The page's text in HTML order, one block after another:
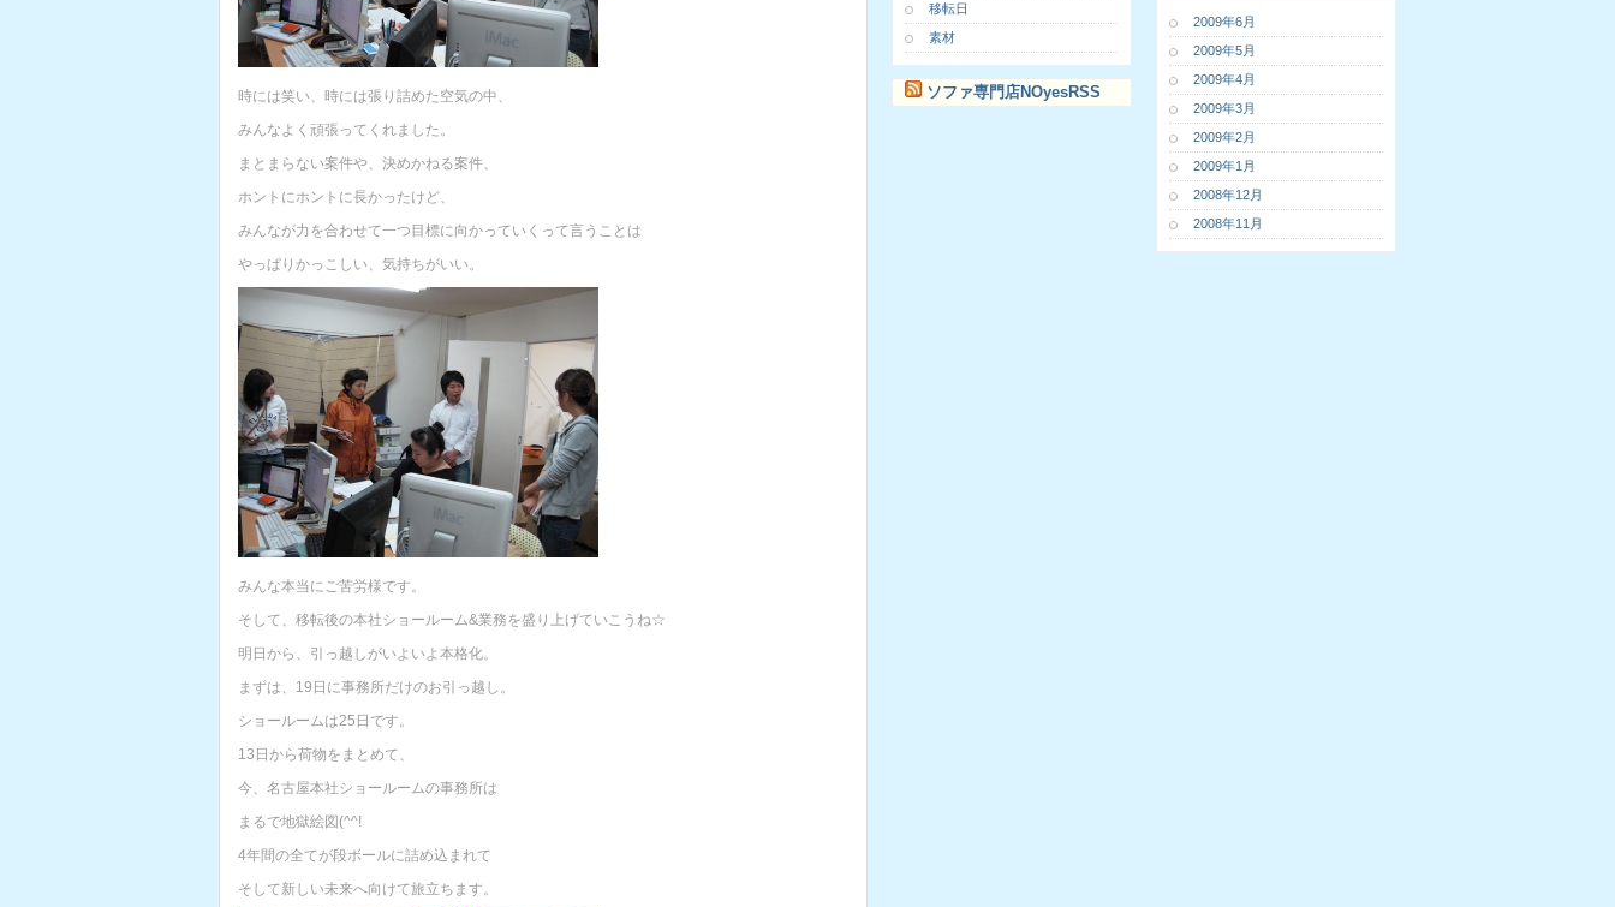
時には笑い、時には張り詰めた空気の中、
みんなよく頑張ってくれました。
まとまらない案件や、決めかねる案件、
ホントにホントに長かったけど、
みんなが力を合わせて一つ目標に向かっていくって言うことは
やっぱりかっこしい、気持ちがいい。
みんな本当にご苦労様です。
そして、移転後の本社ショールーム&業務を盛り上げていこうね☆
明日から、引っ越しがいよいよ本格化。
まずは、19日に事務所だけのお引っ越し。
ショールームは25日です。
13日から荷物をまとめて、
今、名古屋本社ショールームの事務所は
まるで地獄絵図(^^!
4年間の全てが段ボールに詰め込まれて
そして新しい未来へ向けて旅立ちます。
移転日
素材
ソファ専門店NOyesRSS
2009年6月
2009年5月
2009年4月
2009年3月
2009年2月
2009年1月
2008年12月
2008年11月